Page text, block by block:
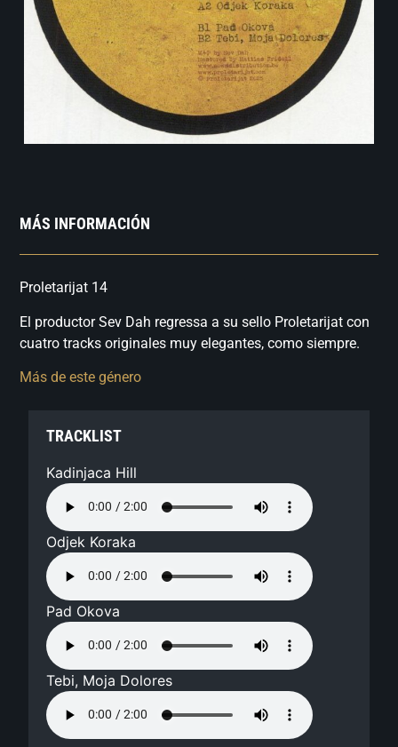
MÁS INFORMACIÓN
Proletarijat 14
El productor Sev Dah regressa a su sello Proletarijat con
cuatro tracks originales muy elegantes, como siempre.
Más de este género
TRACKLIST
Kadinjaca Hill
Odjek Koraka
Pad Okova
Tebi, Moja Dolores